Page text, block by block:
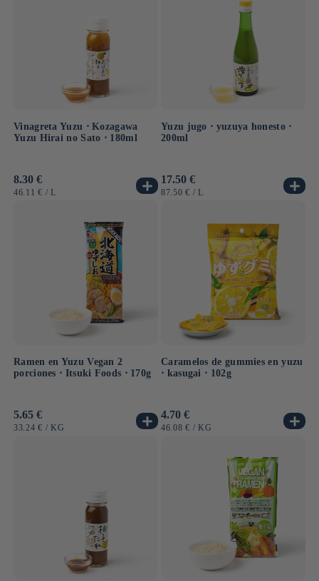
Vinagreta Yuzu ⋅ Kozagawa
Yuzu Hirai no Sato ⋅ 180ml
Precio
habitual
8.30 €
PRECIO
46.11 € / POR
L
Yuzu jugo ⋅ yuzuya honesto ⋅
200ml
Precio
habitual
17.50 €
PRECIO
87.50 € / POR
L
Ramen en Yuzu Vegan 2
porciones ⋅ Itsuki Foods ⋅ 170g
Precio
habitual
5.65 €
PRECIO
33.24 € / POR
KG
Caramelos de gummies en yuzu
⋅ kasugai ⋅ 102g
Precio
habitual
4.70 €
PRECIO
46.08 € / POR
KG